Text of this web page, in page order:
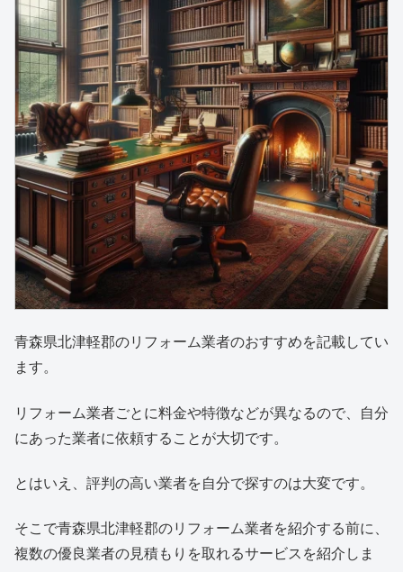
青森県北津軽郡のリフォーム業者のおすすめを記載してい
ます。
リフォーム業者ごとに料金や特徴などが異なるので、自分
にあった業者に依頼することが大切です。
とはいえ、評判の高い業者を自分で探すのは大変です。
そこで青森県北津軽郡のリフォーム業者を紹介する前に、
複数の優良業者の見積もりを取れるサービスを紹介しま